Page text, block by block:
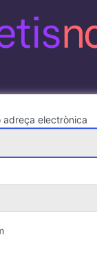
adreça electrònica